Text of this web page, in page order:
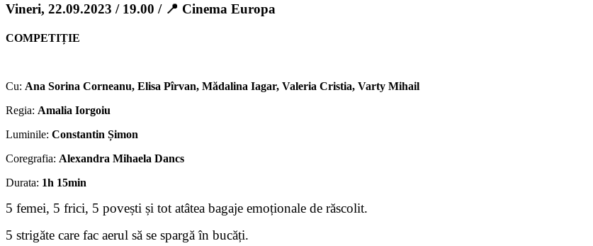
Vineri, 22.09.2023 / 19.00 / 📍 Cinema Europa
COMPETIȚIE
Cu: Ana Sorina Corneanu, Elisa Pîrvan, Mădalina Iagar, Valeria Cristia, Varty Mihail
Regia: Amalia Iorgoiu
Luminile: Constantin Șimon
Coregrafia: Alexandra Mihaela Dancs
Durata: 1h 15min
5 femei, 5 frici, 5 povești și tot atâtea bagaje emoționale de răscolit.
5 strigăte care fac aerul să se spargă în bucăți.